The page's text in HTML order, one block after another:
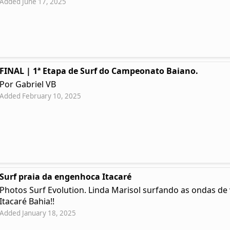
| 1ª Etapa de Surf do Campeonato Baiano.
Gabriel VB
February 10, 2025
praia da engenhoca Itacaré
Surf Evolution. Linda Marisol surfando as ondas
Bahia!!
January 18, 2025